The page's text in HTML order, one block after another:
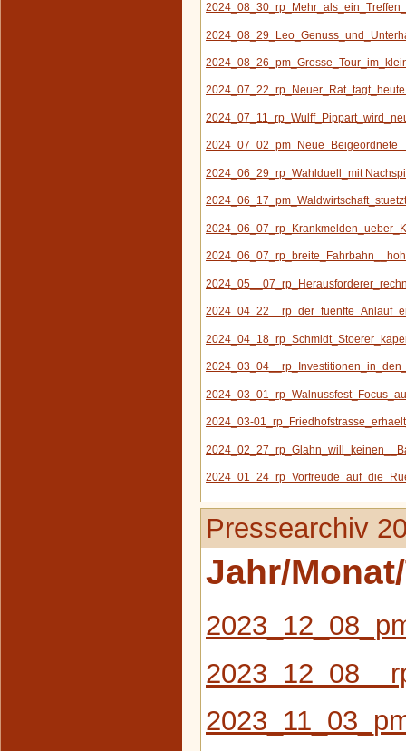
2024_06_29_rp_Wahlduell_mit
2024_03-
Pressearchiv
Jahr/